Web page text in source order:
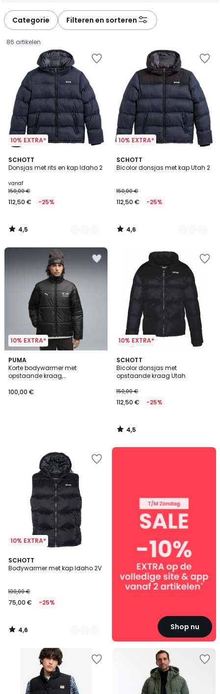
Categorie Filteren en sorteren
86 artikelen
10% EXTRA*
SCHOTT
Donsjas met rits en kap Idaho 2
Prijs
vanaf
112,50
In
plaats
toegepast.
vanaf
150,00 €
112,50 € -25%
4,5
/ 5
3
Kleuren
4,5
/
10% EXTRA*
SCHOTT
Bicolor donsjas met kap Utah 2
150,00 €
112,50 € -25%
4,6
/ 5
4
Kleuren
4,6
/
10% EXTRA*
PUMA
Korte bodywarmer met
opstaande kraag,
100,00 €
10% EXTRA*
SCHOTT
Bicolor donsjas met
opstaande kraag Utah
150,00 €
112,50 € -25%
4,5
/ 5
4,5
/
10% EXTRA*
SCHOTT
Bodywarmer met kap Idaho 2V
100,00 €
75,00 € -25%
4,6
/ 5
2
Kleuren
4,6
/
Shop nu
SALE
artikelen*